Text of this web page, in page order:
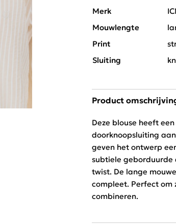
Merk
Mouwlengte
Print
Sluiting
Product
Deze blouse heeft
doorknoopsluiting
geven het ontwerp
subtiele geborduurde
twist. De lange
compleet. Perfect om
combineren.